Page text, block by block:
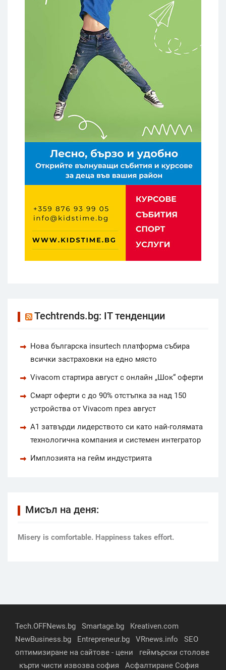
Techtrends.bg: IT тенденции
Нова българска insurtech платформа събира
всички застраховки на едно място
Vivacom стартира август с онлайн „Шок“ оферти
Смарт оферти с до 90% отстъпка за над 150
устройства от Vivacom през август
А1 затвърди лидерството си като най-голямата
технологична компания и системен интегратор
Имплозията на гейм индустрията
Мисъл на деня:
Мisery is comfortable. Happiness takes effort.
Tech.OFFNews.bg Smartage.bg
Kreativen.com
NewBusiness.bg
Entrepreneur.bg VRnews.info
SEO
оптимизиране на сайтове - цени
геймърски столове
кърти чисти извозва софия
Асфалтиране София